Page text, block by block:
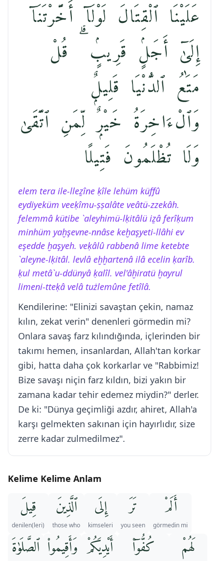
عَلَيْنَا ٱلْقِتَالَ لَوْلَآ أَخَّرْتَنَآ
إِلَىٰٓ أَجَلٍۢ قَرِيبٍۢ ۗ قُلْ
مَتَٰعُ ٱلدُّنْيَا قَلِيلٌۭ
وَٱلْءَاخِرَةُ خَيْرٌۭ لِّمَنِ ٱتَّقَىٰ
وَلَا تُظْلَمُونَ فَتِيلًا
elem tera ile-lleẕîne ḳîle lehüm küffû
eydiyeküm veeḳîmu-ṣṣalâte veâtü-zzekâh.
felemmâ kütibe `aleyhimü-lḳitâlü iẕâ ferîḳum
minhüm yaḫşevne-nnâse keḫaşyeti-llâhi ev
eşedde ḫaşyeh. veḳâlû rabbenâ lime ketebte
`aleyne-lḳitâl. levlâ eḫḫartenâ ilâ ecelin ḳarîb.
ḳul metâ`u-ddünyâ ḳalîl. vel'âḫiratü ḫayrul
limeni-tteḳâ velâ tużlemûne fetîlâ.
Kendilerine: "Elinizi savaştan çekin, namaz
kılın, zekat verin" denenleri görmedin mi?
Onlara savaş farz kılındığında, içlerinden bir
takımı hemen, insanlardan, Allah'tan korkar
gibi, hatta daha çok korkarlar ve "Rabbimiz!
Bize savaşı niçin farz kıldın, bizi yakın bir
zamana kadar tehir edemez miydin?" derler.
De ki: "Dünya geçimliği azdır, ahiret, Allah'a
karşı gelmekten sakınan için hayırlıdır, size
zerre kadar zulmedilmez".
Kelime Kelime Anlam
أَلَمْ
görmedin mi
تَرَ
you seen
إِلَى
kimseleri
ٱلَّذِينَ
those who
قِيلَ
denilen(leri)
لَهُمْ كُفُّوٓا۟ أَيْدِيَكُمْ وَأَقِيمُوا۟ ٱلصَّلَوٰةَ